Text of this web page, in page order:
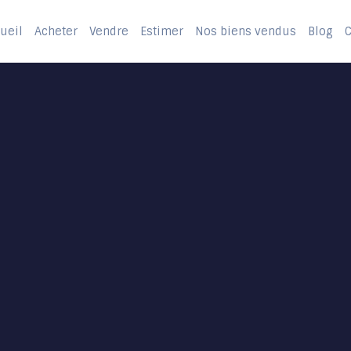
Acheter Vendre Estimer Nos biens vendus Blog